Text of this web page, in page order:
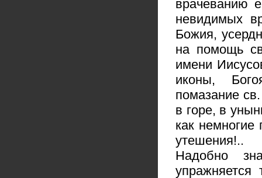
врачеванию
невидимых
Божия,
на помощь
имени
иконы,
помазание
в горе, в
как немногие
утешения!..
Надобно